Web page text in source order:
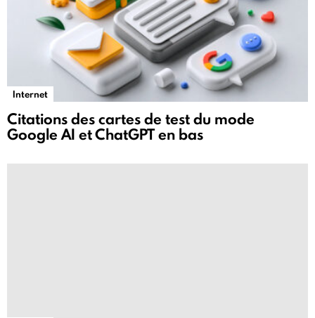
Internet
Citations des cartes de test du mode
Google AI et ChatGPT en bas